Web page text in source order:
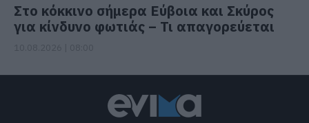
Στο κόκκινο σήμερα Εύβοια και Σκύρος
για κίνδυνο φωτιάς – Τι απαγορεύεται